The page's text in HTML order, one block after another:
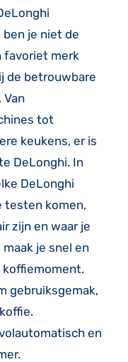
je niet de
favoriet merk
de betrouwbare
tot
keukens, er is
DeLonghi. In
DeLonghi
testen komen,
zijn en waar je
je snel en
koffiemoment.
gebruiksgemak,
en